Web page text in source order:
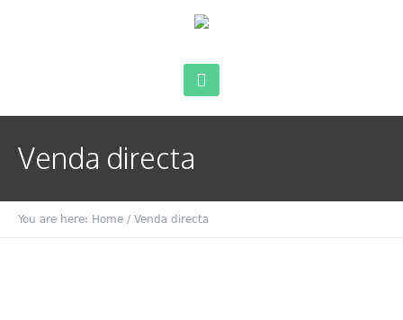
Venda directa
You are here: Home / Venda directa